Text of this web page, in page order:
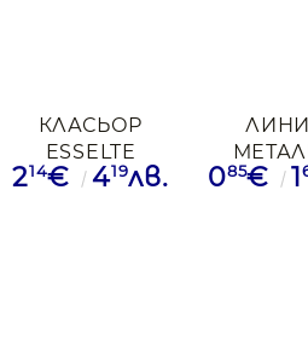
КЛАСЬОР
ESSELTE
RAINBOW 5 СМ
214€ 419лв.
CASSA
085€ 1